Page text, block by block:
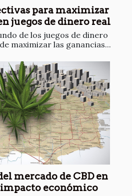
para maximizar
juegos de dinero real
de los juegos de dinero
maximizar las ganancias...
mercado de CBD en
impacto económico